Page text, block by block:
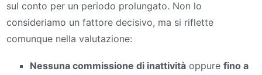
sul conto per un periodo prolungato. Non lo
consideriamo un fattore decisivo, ma si riflette
comunque nella valutazione:
Nessuna commissione di inattività oppure fino a